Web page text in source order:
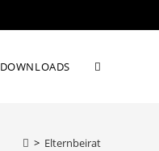
DOWNLOADS WEBSITE-
SUCHE
> Elternbeirat